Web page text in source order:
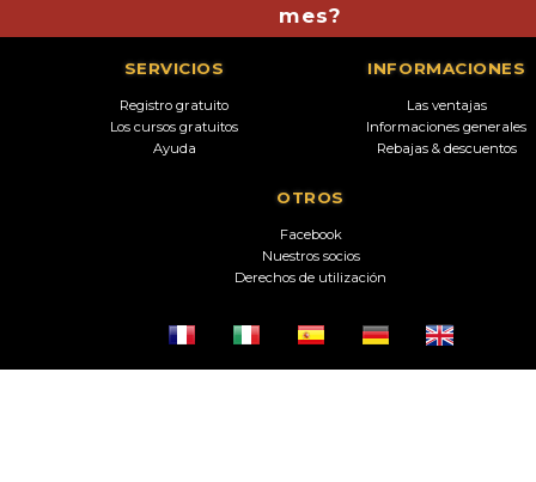
mes?
SERVICIOS
Registro gratuito
Los cursos gratuitos
Ayuda
INFORMACIONES
Las ventajas
Informaciones generales
Rebajas & descuentos
OTROS
Facebook
Nuestros socios
Derechos de utilización